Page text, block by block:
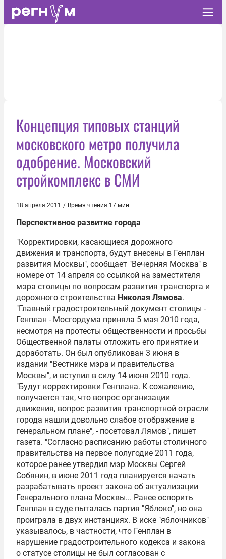
Концепция типовых станций
московского метро получила
одобрение. Московский
стройкомплекс в СМИ
18 апреля 2011 / Время чтения 17 мин
Перспективное развитие города
"Корректировки, касающиеся дорожного
движения и транспорта, будут внесены в Генплан
развития Москвы", сообщает "Вечерняя Москва" в
номере от 14 апреля со ссылкой на заместителя
мэра столицы по вопросам развития транспорта и
дорожного строительства Николая Лямова.
"Главный градостроительный документ столицы -
Генплан - Мосгордума приняла 5 мая 2010 года,
несмотря на протесты общественности и просьбы
Общественной палаты отложить его принятие и
доработать. Он был опубликован 3 июня в
издании "Вестнике мэра и правительства
Москвы", и вступил в силу 14 июня 2010 года.
"Будут корректировки Генплана. К сожалению,
получается так, что вопрос организации
движения, вопрос развития транспортной отрасли
города нашли довольно слабое отображение в
генеральном плане", - посетовал Лямов", пишет
газета. "Согласно расписанию работы столичного
правительства на первое полугодие 2011 года,
которое ранее утвердил мэр Москвы Сергей
Собянин, в июне 2011 года планируется начать
разрабатывать проект закона об актуализации
Генерального плана Москвы... Ранее оспорить
Генплан в суде пыталась партия "Яблоко", но она
проиграла в двух инстанциях. В иске "яблочников"
указывалось, в частности, что Генплан в
нарушение градостроительного кодекса и закона
о статусе столицы не был согласован с